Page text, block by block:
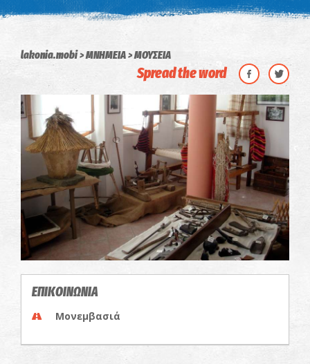
lakonia.mobi ΜΝΗΜΕΙΑ ΜΟΥΣΕΙΑ
Spread the word
ΕΠΙΚΟΙΝΩΝΙΑ
Μονεμβασιά